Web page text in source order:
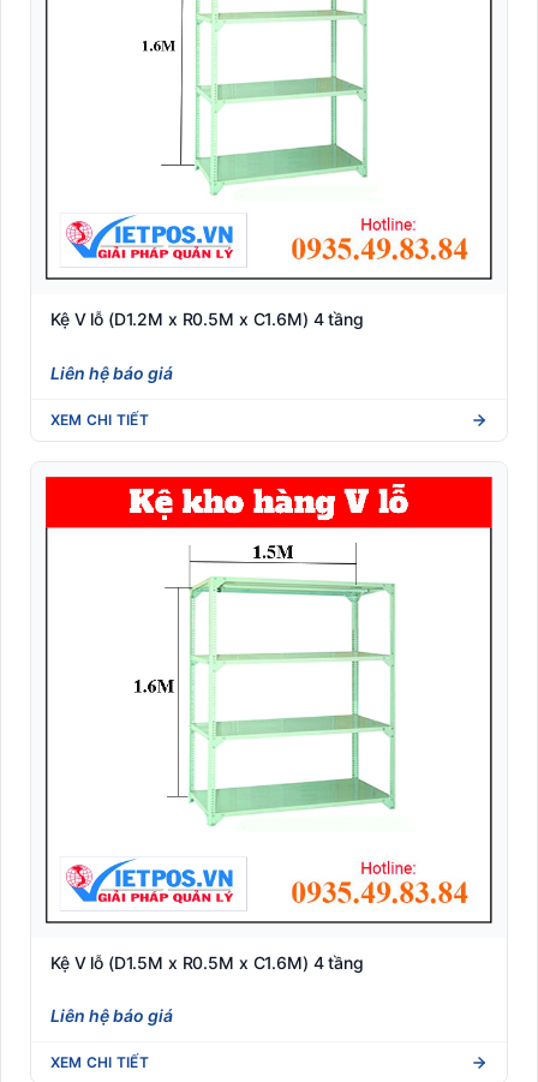
Kệ V lỗ (D1.2M x R0.5M x C1.6M) 4 tầng
Liên hệ báo giá
XEM CHI TIẾT
Kệ V lỗ (D1.5M x R0.5M x C1.6M) 4 tầng
Liên hệ báo giá
XEM CHI TIẾT